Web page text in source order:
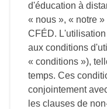
d'éducation à
« nous », « notre
CFÉD.
aux conditions
« conditions »),
temps. Ces
conjointement
les clauses de